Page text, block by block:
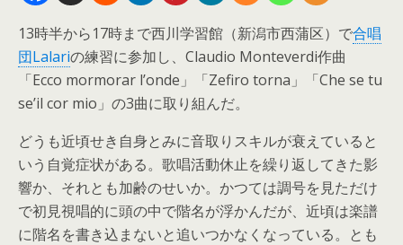
13時半から17時まで西川学習館（新潟市西蒲区）で合唱
団Lalariの練習に参加し、Claudio Monteverdi作曲
「Ecco mormorar l’onde」「Zefiro torna」「Che se tu
se’il cor mio」の3曲に取り組んだ。
どうも近頃せき自身とみに音取りスキルが衰えていると
いう自覚症状がある。歌唱活動休止を繰り返してきた影
響か、それとも加齢のせいか。かつては調号を見ただけ
で初見視唱的に頭の中で階名が浮かんだが、近頃は楽譜
に階名を書き込まないと追いつかなくなっている。とも